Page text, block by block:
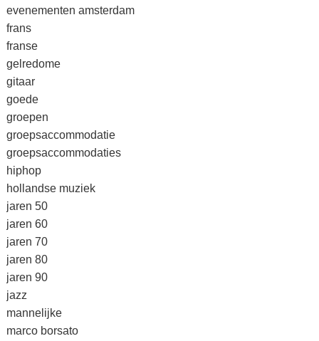
evenementen amsterdam
frans
franse
gelredome
gitaar
goede
groepen
groepsaccommodatie
groepsaccommodaties
hiphop
hollandse muziek
jaren 50
jaren 60
jaren 70
jaren 80
jaren 90
jazz
mannelijke
marco borsato